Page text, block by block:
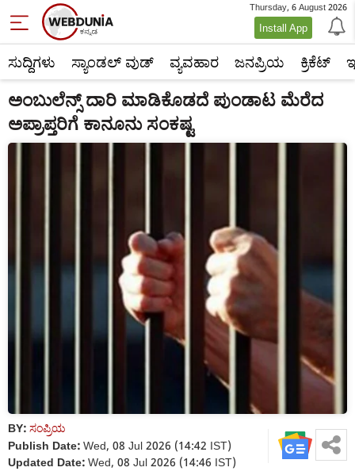
Thursday, 6 August 2026
Install App
ಸುದ್ದಿಗಳು ಸ್ಯಾಂಡಲ್ ವುಡ್ ವ್ಯವಹಾರ ಜನಪ್ರಿಯ ಕ್ರಿಕೆಟ್‌
ಅಂಬುಲೆನ್ಸ್ ದಾರಿ ಮಾಡಿಕೊಡದೆ ಪುಂಡಾಟ ಮೆರೆದ
ಅಪ್ರಾಪ್ತರಿಗೆ ಕಾನೂನು ಸಂಕಷ್ಟ
BY: ಸಂಪ್ರಿಯ
Publish Date: Wed, 08 Jul 2026 (14:42 IST)
Updated Date: Wed, 08 Jul 2026 (14:46 IST)